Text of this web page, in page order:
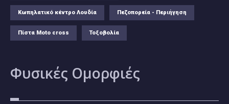
Κωπηλατικό κέντρο Λουδία Πεζοπορεία - Περιήγηση
Πίστα Moto cross Τοξοβολία
Φυσικές Ομορφιές